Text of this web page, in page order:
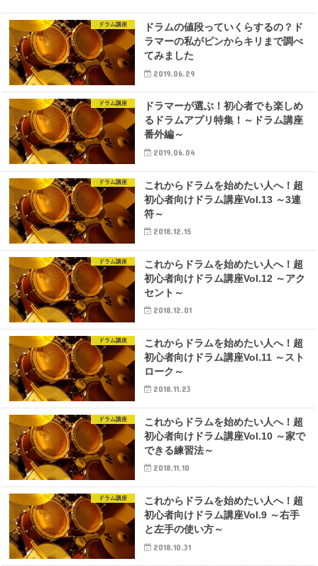
ドラム講座
ドラムの値段っていくらするの？ド
ラマーの私がピンからキリまで調べ
てみました
2019.06.29
ドラム講座
ドラマーが選ぶ！初心者でも楽しめ
るドラムアプリ特集！～ドラム講座
番外編～
2019.06.04
ドラム講座
これからドラムを始めたい人へ！超
初心者向けドラム講座Vol.13 ～3連
符～
2018.12.15
ドラム講座
これからドラムを始めたい人へ！超
初心者向けドラム講座Vol.12 ～アク
セント～
2018.12.01
ドラム講座
これからドラムを始めたい人へ！超
初心者向けドラム講座Vol.11 ～スト
ローク～
2018.11.23
ドラム講座
これからドラムを始めたい人へ！超
初心者向けドラム講座Vol.10 ～家で
できる練習法～
2018.11.10
ドラム講座
これからドラムを始めたい人へ！超
初心者向けドラム講座Vol.9 ～右手
と左手の使い方～
2018.10.31